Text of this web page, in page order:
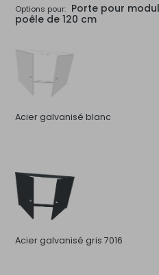
Options pour: Porte pour
poêle de 120 cm
Acier galvanisé blanc
Acier galvanisé gris 7016